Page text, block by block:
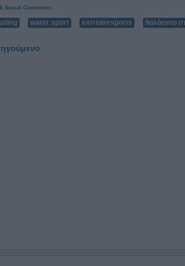
Social Comments
water sport extremesports θαλάσσιο